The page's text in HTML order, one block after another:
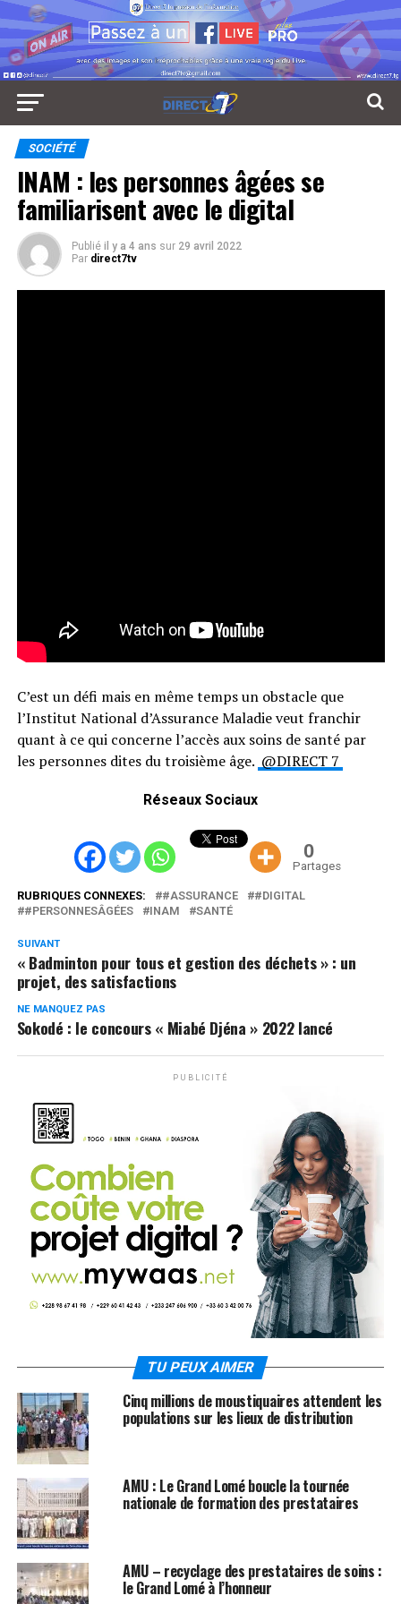
SOCIÉTÉ
INAM : les personnes âgées se
familiarisent avec le digital
Publié il y a 4 ans sur 29 avril 2022
Par direct7tv
C’est un défi mais en même temps un obstacle que
l’Institut National d’Assurance Maladie veut franchir
quant à ce qui concerne l’accès aux soins de santé par
les personnes dites du troisième âge. @DIRECT 7
Réseaux Sociaux
0
Partages
RUBRIQUES CONNEXES: #ASSURANCE
#DIGITAL
#PERSONNESÂGÉES
INAM SANTÉ
SUIVANT
« Badminton pour tous et gestion des déchets » : un
projet, des satisfactions
NE MANQUEZ PAS
Sokodé : le concours « Miabé Djéna » 2022 lancé
PUBLICITÉ
TU PEUX AIMER
Cinq millions de moustiquaires attendent les
populations sur les lieux de distribution
AMU : Le Grand Lomé boucle la tournée
nationale de formation des prestataires
AMU – recyclage des prestataires de soins :
le Grand Lomé à l’honneur